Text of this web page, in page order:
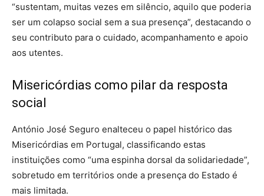
“sustentam, muitas vezes em silêncio, aquilo que poderia
ser um colapso social sem a sua presença”, destacando o
seu contributo para o cuidado, acompanhamento e apoio
aos utentes.
Misericórdias como pilar da resposta
social
António José Seguro enalteceu o papel histórico das
Misericórdias em Portugal, classificando estas
instituições como “uma espinha dorsal da solidariedade”,
sobretudo em territórios onde a presença do Estado é
mais limitada.